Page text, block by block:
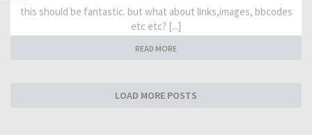
this should be fantastic. but what about links,images, bbcodes
etc etc? [...]
READ MORE
LOAD MORE POSTS